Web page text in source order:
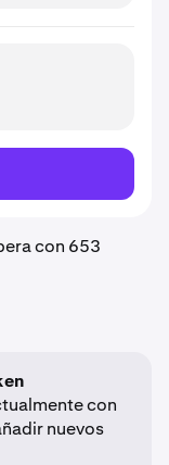
con 653
con
nuevos